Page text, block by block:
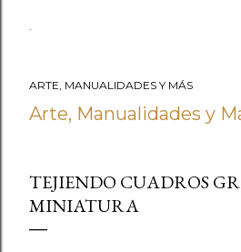
.
ARTE, MANUALIDADES Y MÁS
Arte, Manualidades y
TEJIENDO CUADROS
MINIATURA